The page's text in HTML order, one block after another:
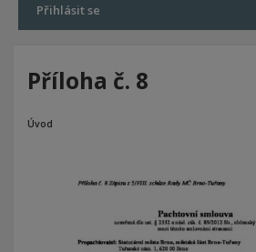
Přihlásit se
Příloha č. 8
Úvod